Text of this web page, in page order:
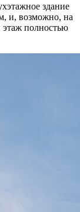
здание
и, возможно, на
полностью